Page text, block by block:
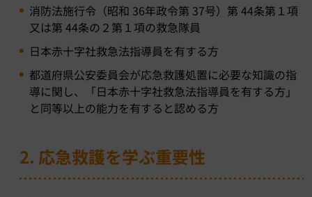
消防法施行令（昭和 36年政令第 37号）第 44条第１項
又は第 44条の２第１項の救急隊員
日本赤十字社救急法指導員を有する方
都道府県公安委員会が応急救護処置に必要な知識の指
導に関し、「日本赤十字社救急法指導員を有する方」
と同等以上の能力を有すると認める方
2. 応急救護を学ぶ重要性